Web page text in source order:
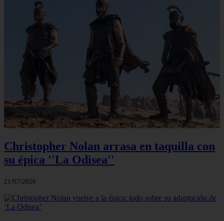
Christopher Nolan arrasa en taquilla con
su épica ''La Odisea''
21/07/2026